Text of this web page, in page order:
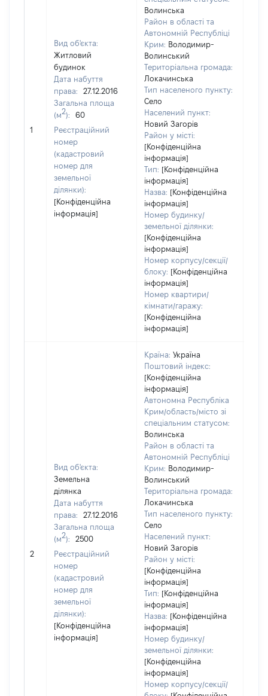
1
Вид об'єкта:
Житловий
будинок
Дата набуття
права:
27.12.2016
Загальна площа
(м2):
60
Реєстраційний
номер
(кадастровий
номер для
земельної
ділянки):
[Конфіденційна
інформація]
Волинська
Район в області та
Автономній Республіці
Крим: Володимир-
Волинський
Територіальна громада:
Локачинська
Тип населеного пункту:
Село
Населений пункт:
Новий Загорів
Район у місті:
[Конфіденційна
інформація]
Тип: [Конфіденційна
інформація]
Назва: [Конфіденційна
інформація]
Номер будинку/
земельної ділянки:
[Конфіденційна
інформація]
Номер корпусу/секції/
блоку: [Конфіденційна
інформація]
Номер квартири/
кімнати/гаражу:
[Конфіденційна
інформація]
2
Вид об'єкта:
Земельна
ділянка
Дата набуття
права:
27.12.2016
Загальна площа
(м2):
2500
Реєстраційний
номер
(кадастровий
номер для
земельної
ділянки):
[Конфіденційна
інформація]
Країна: Україна
Поштовий індекс:
[Конфіденційна
інформація]
Автономна Республіка
Крим/область/місто зі
спеціальним статусом:
Волинська
Район в області та
Автономній Республіці
Крим: Володимир-
Волинський
Територіальна громада:
Локачинська
Тип населеного пункту:
Село
Населений пункт:
Новий Загорів
Район у місті:
[Конфіденційна
інформація]
Тип: [Конфіденційна
інформація]
Назва: [Конфіденційна
інформація]
Номер будинку/
земельної ділянки:
[Конфіденційна
інформація]
Номер корпусу/секції/